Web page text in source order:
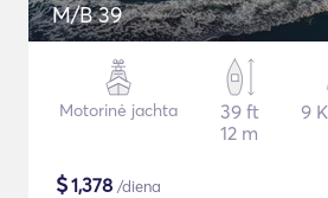
M/B 39
Motorinė jachta
39 ft
12 m
9
$1,378 /diena